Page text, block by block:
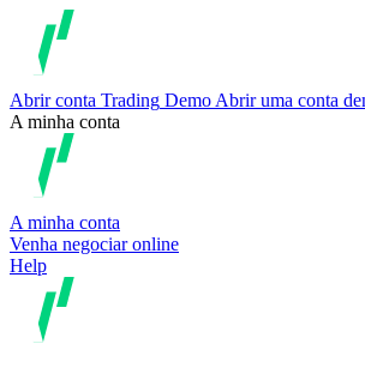
Abrir conta Trading Demo Abrir uma conta
A minha conta
A minha conta
Venha negociar online
Help